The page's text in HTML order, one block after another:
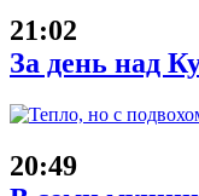
21:02
За день над
20:49